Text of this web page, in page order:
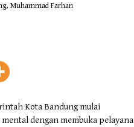
Muhammad Farhan
Kota Bandung mulai
dengan membuka